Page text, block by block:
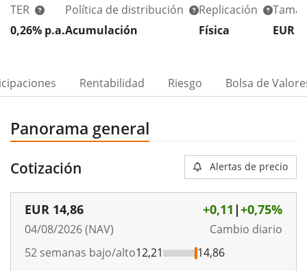
TER
0,26% p.a.
Política de distribución
Acumulación
Replicación
Física
EUR 1
Rentabilidad Riesgo Bolsa de
Panorama general
Cotización Alertas de precio
EUR 14,86
04/08/2026 (NAV)
+0,11 |+0,75%
Cambio diario
52 semanas bajo/alto12,21
14,86